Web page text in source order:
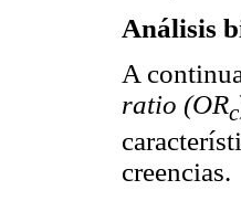
Análisis
A
ratio (ORc
creencias.